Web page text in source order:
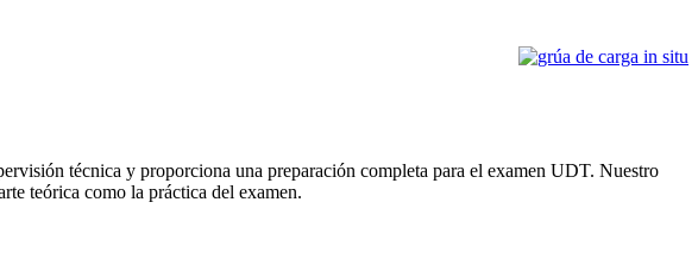
técnica y proporciona una preparación completa para el examen UDT. Nuestro
teórica como la práctica del examen.